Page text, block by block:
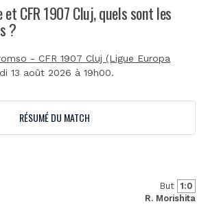
CFR 1907 Cluj, quels sont les
?
- CFR 1907 Cluj (Ligue Europa
13 août 2026 à 19h00.
RÉSUMÉ DU MATCH
But 1:0
R. Morishita